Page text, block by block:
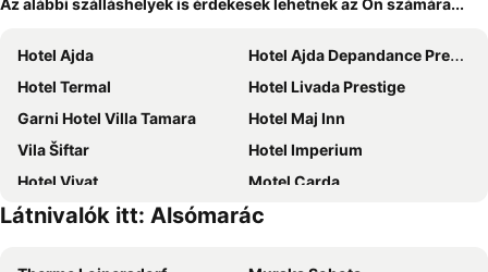
Az alábbi szálláshelyek is érdekesek lehetnek az Ön számára...
Hotel Ajda
Hotel Ajda Depandance Prekmurska Vas - Terme 3000 - Sava Hotels & Resorts
Hotel Termal
Hotel Livada Prestige
Garni Hotel Villa Tamara
Hotel Maj Inn
Vila Šiftar
Hotel Imperium
Hotel Vivat
Motel Carda
Hotel Belmur
Hotel Zvezda
Látnivalók itt: Alsómarác